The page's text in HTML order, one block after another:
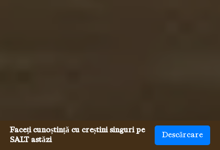
Faceți cunoștință cu creștini singuri pe
SALT astăzi
Descărcare